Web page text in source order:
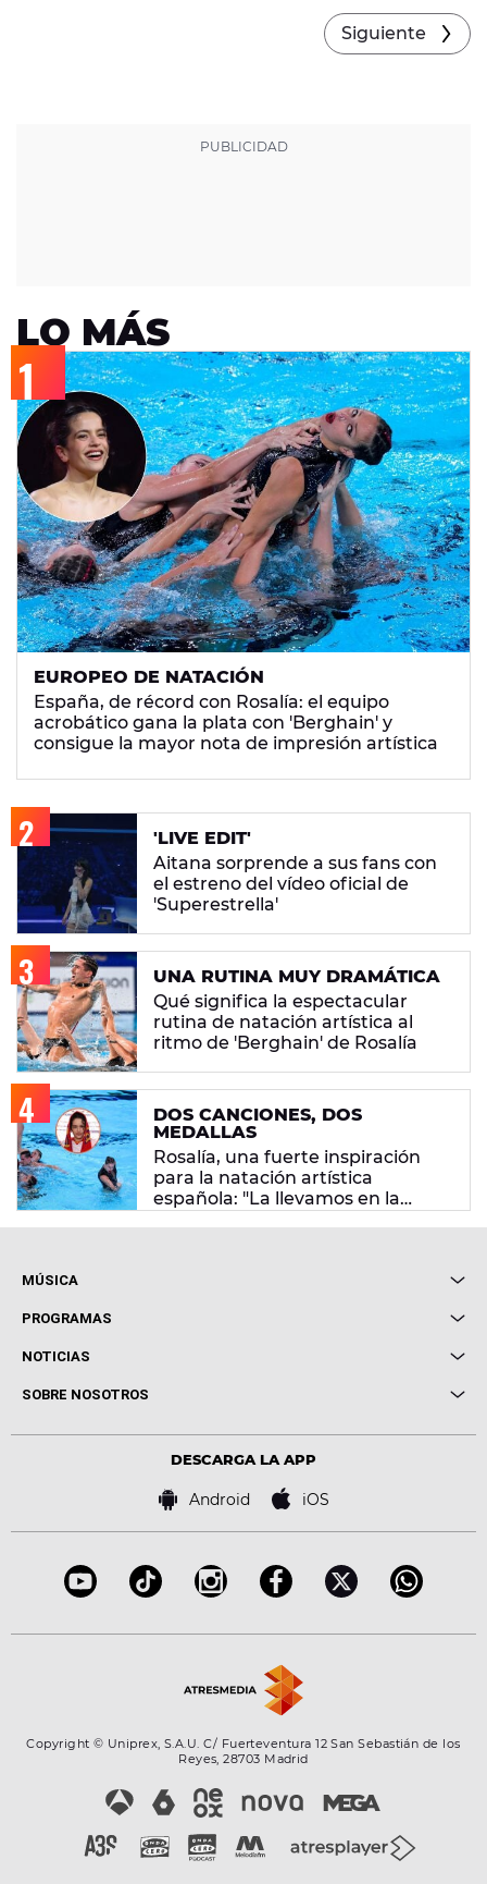
Siguiente
LO MÁS
EUROPEO DE NATACIÓN
España, de récord con Rosalía: el equipo
acrobático gana la plata con 'Berghain' y
consigue la mayor nota de impresión artística
'LIVE EDIT'
Aitana sorprende a sus fans con
el estreno del vídeo oficial de
'Superestrella'
UNA RUTINA MUY DRAMÁTICA
Qué significa la espectacular
rutina de natación artística al
ritmo de 'Berghain' de Rosalía
DOS CANCIONES, DOS
MEDALLAS
Rosalía, una fuerte inspiración
para la natación artística
española: "La llevamos en la
MÚSICA
Local de Ensayo Europa FM
Conciertos
PROGRAMAS
Cuerpos especiales
Locutores Europa FM
NOTICIAS
Cine y Televisión
Virales
SOBRE NOSOTROS
Bases de concursos
DESCARGA LA APP
Android iOS
Copyright © Uniprex, S.A.U. C/ Fuerteventura 12 San Sebastián de los
Reyes, 28703 Madrid